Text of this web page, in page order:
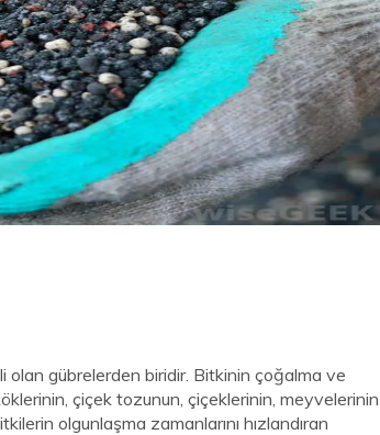
olan gübrelerden biridir. Bitkinin çoğalma ve
çiçek tozunun, çiçeklerinin, meyvelerinin
olgunlaşma zamanlarını hızlandıran